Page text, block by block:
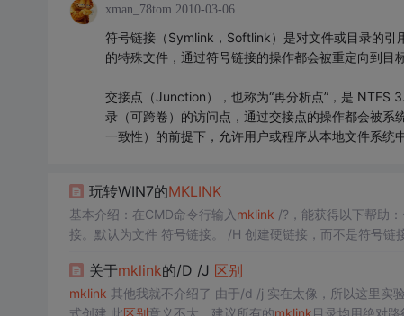
xman_78tom 2010-03-06
符号链接（Symlink，Softlink）是对文件或目录的引
的特殊文件，通过符号链接的操作都会被重定向到目
交接点（Junction），也称为“再分析点”，是 NTFS
录（可跨卷）的访问点，通过交接点的操作都会被
一致性）的前提下，允许用户或程序从本地文件系统
玩转WIN7的MKLINK
基本介绍：在CMD命令行输入 mklink /?，能获得以下帮助：
关于mklink的/D /J 区别
mklink 其他我就不介绍了 由于/d /j 实在太像，所以这里实
式创建 此区别意义不大，建议所有的mklink目录均用绝对路